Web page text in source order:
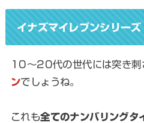
イナズマイレブンシリーズ
10～20代の世代には突き刺
ンでしょうね。
これも全てのナンバリング